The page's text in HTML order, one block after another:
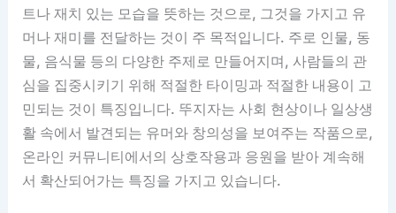
트나 재치 있는 모습을 뜻하는 것으로, 그것을 가지고 유
머나 재미를 전달하는 것이 주 목적입니다. 주로 인물, 동
물, 음식물 등의 다양한 주제로 만들어지며, 사람들의 관
심을 집중시키기 위해 적절한 타이밍과 적절한 내용이 고
민되는 것이 특징입니다. 뚜지자는 사회 현상이나 일상생
활 속에서 발견되는 유머와 창의성을 보여주는 작품으로,
온라인 커뮤니티에서의 상호작용과 응원을 받아 계속해
서 확산되어가는 특징을 가지고 있습니다.